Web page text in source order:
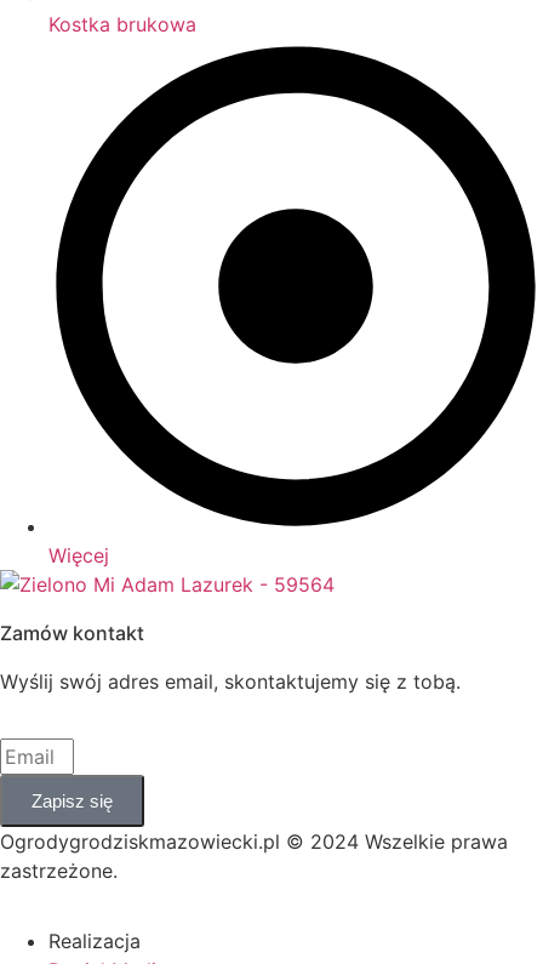
Kostka brukowa
Więcej
Zamów kontakt
Wyślij swój adres email, skontaktujemy się z tobą.
Zapisz się
Ogrodygrodziskmazowiecki.pl © 2024 Wszelkie prawa
zastrzeżone.
Realizacja